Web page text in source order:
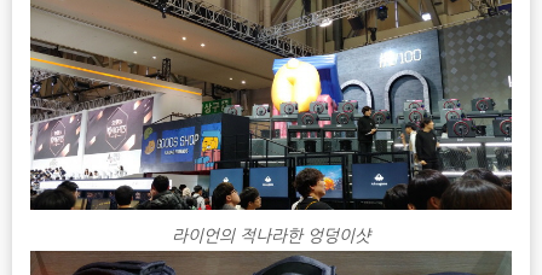
라이언의 적나라한 엉덩이샷